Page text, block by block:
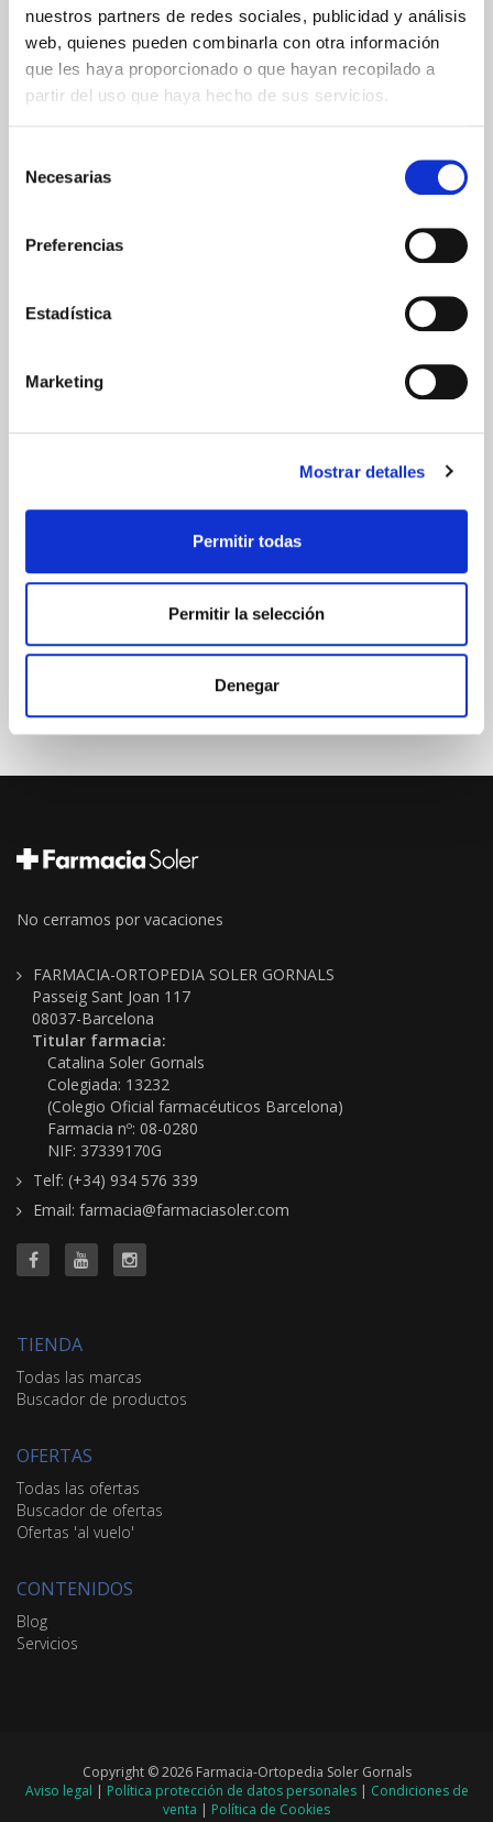
nuestros partners de redes sociales, publicidad y análisis
web, quienes pueden combinarla con otra información
que les haya proporcionado o que hayan recopilado a
partir del uso que haya hecho de sus servicios.
Necesarias
Preferencias
Estadística
Marketing
Mostrar detalles
Permitir todas
Permitir la selección
Denegar
ENVIOS Y DESTINOS
ESPAÑA
GARANTÍA DE CALIDAD
No cerramos por vacaciones
FARMACIA-ORTOPEDIA SOLER GORNALS
Passeig Sant Joan 117
08037-Barcelona
Titular farmacia:
Catalina Soler Gornals
Colegiada: 13232
(Colegio Oficial farmacéuticos Barcelona)
Farmacia nº: 08-0280
NIF: 37339170G
Telf: (+34) 934 576 339
Email: farmacia@farmaciasoler.com
TIENDA
Todas las marcas
Buscador de productos
OFERTAS
Todas las ofertas
Buscador de ofertas
Ofertas 'al vuelo'
CONTENIDOS
Blog
Servicios
Copyright © 2026 Farmacia-Ortopedia Soler Gornals
Aviso legal | Política protección de datos personales| Condiciones de
venta | Política de Cookies